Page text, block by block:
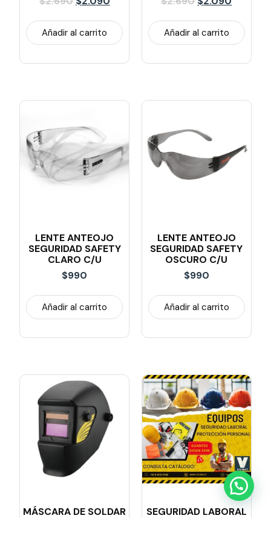
Añadir al carrito Añadir al carrito
LENTE ANTEOJO
SEGURIDAD SAFETY
CLARO C/U
$990
Añadir al carrito
LENTE ANTEOJO
SEGURIDAD SAFETY
OSCURO C/u
$990
Añadir al carrito
MÁSCARA DE SOLDAR
SEGURIDAD LABORAL